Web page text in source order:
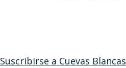
Suscribirse a Cuevas Blancas